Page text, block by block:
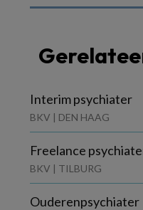
Interim psychiater
BKV | DEN HAAG
Freelance
BKV | TILBURG
Ouderenpsychiater